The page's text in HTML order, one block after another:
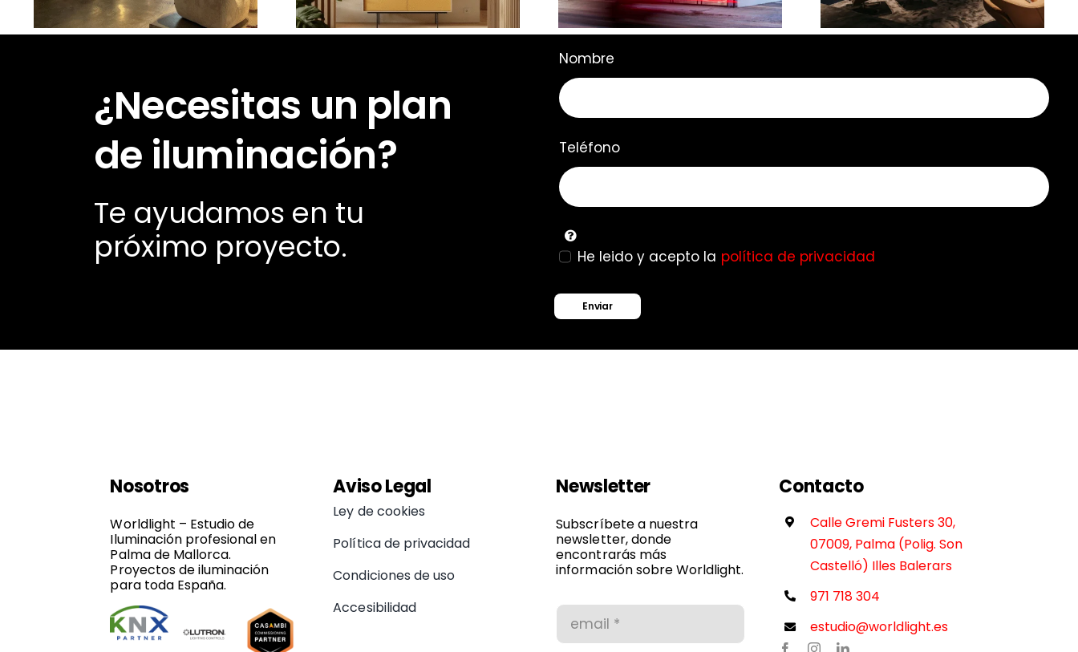
¿Necesitas un plan
de iluminación?
Te ayudamos en tu
próximo proyecto.
Nombre
Teléfono
He leido y acepto la política de privacidad
Enviar
Nosotros
Worldlight – Estudio de
Iluminación profesional en
Palma de Mallorca.
Proyectos de iluminación
para toda España.
Aviso Legal
Ley de cookies
Política de privacidad
Condiciones de uso
Accesibilidad
Newsletter
Subscríbete a nuestra
newsletter, donde
encontrarás más
información sobre Worldlight.
Contacto
Calle Gremi Fusters 30,
07009, Palma (Polig. Son
Castelló) Illes Balerars
971 718 304
estudio@worldlight.es